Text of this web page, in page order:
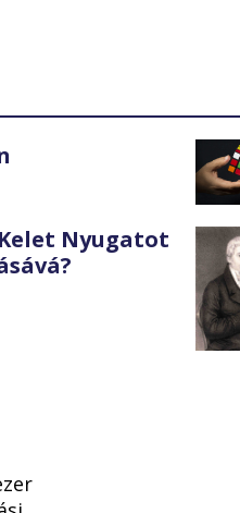
Nyugatot